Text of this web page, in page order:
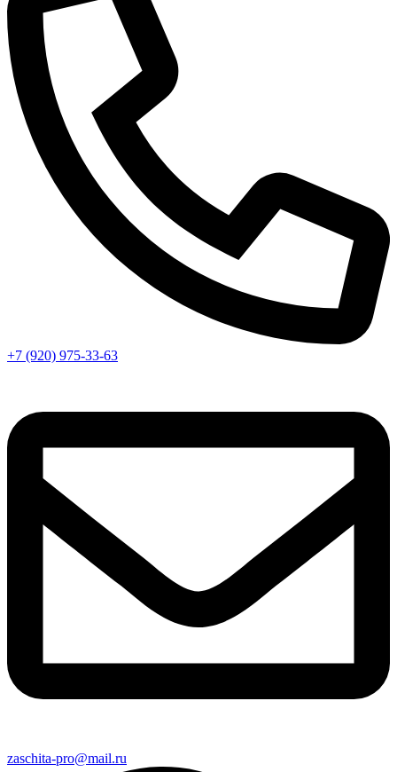
+7 (920) 975-33-63
zaschita-pro@mail.ru